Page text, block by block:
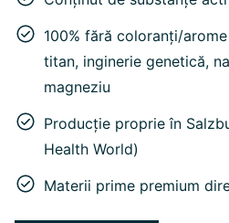
100% fără coloranți/
titan, inginerie genetică,
magneziu
Producție proprie în
Health World)
Materii prime premium